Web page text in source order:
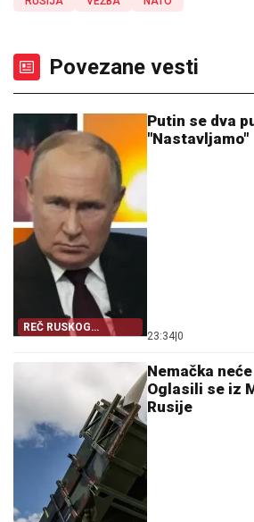
Povezane vesti
REČ RUSKOG
PREDSEDNIKA
Putin se dva
"Nastavljamo"
23:34 0
Nemačka
Oglasili se iz
Rusije